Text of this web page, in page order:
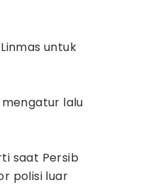
untuk
lalu
saat Persib
polisi luar